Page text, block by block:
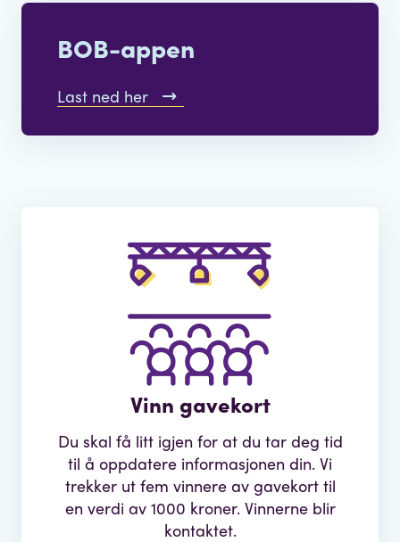
BOB-appen
Last ned her
Vinn gavekort
Du skal få litt igjen for at du tar deg tid
til å oppdatere informasjonen din. Vi
trekker ut fem vinnere av gavekort til
en verdi av 1000 kroner. Vinnerne blir
kontaktet.